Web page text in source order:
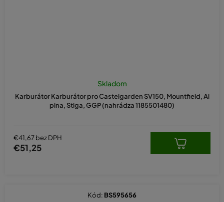
Karburátor Karburátor pro Castelgarden SV150, Mountfield, Al
pina, Stiga, GGP (nahrádza 1185501480)
Skladom
€41,67 bez DPH
€51,25
Kód: BS595656